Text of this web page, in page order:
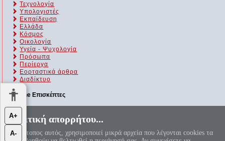
Τεχνολογία
Υπολογιστές
Εκπαίδευση
Ελλάδα
Κόσμος
Οικολογία
Υγεία - Ψυχολογία
Πρόσωπα
Περίεργα
Εορταστικά άρθρα
Διαδίκτυο
Online Επισκέπτες
Αυτήν τη στιγμή επισκέπτονται τον ιστότοπό μας 109 guests και
κανένα μέλος
«Αεί ο Θεός ο Μέγας γεωμετρεί, το κύκλου μήκος ίνα
Πολιτική απορρήτου...
Ο ιστότοπος αυτός, χρησιμοποιεί μικρά αρχεία που λέγονται cookies τα
Α+
Α-